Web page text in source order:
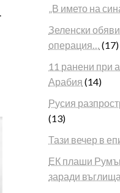
„В името на
Зеленски
операция…
(17)
11 ранени при
Арабия (14)
Русия
(13)
Тази вечер в
ЕК плаши
заради